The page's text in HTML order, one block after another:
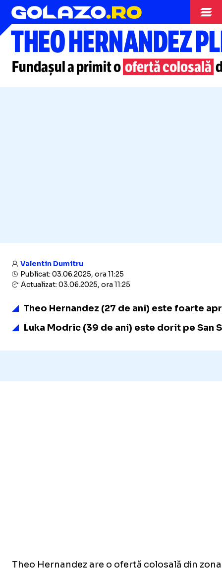
Campionate
THEO HERNANDEZ
Fundașul a primit o ofertă colosală
Valentin Dumitru
Publicat: 03.06.2025, ora 11:25
Actualizat: 03.06.2025, ora 11:25
Theo Hernandez (27 de ani) este foarte
Luka Modric (39 de ani) este dorit pe San
Theo Hernandez are o ofertă colosală din